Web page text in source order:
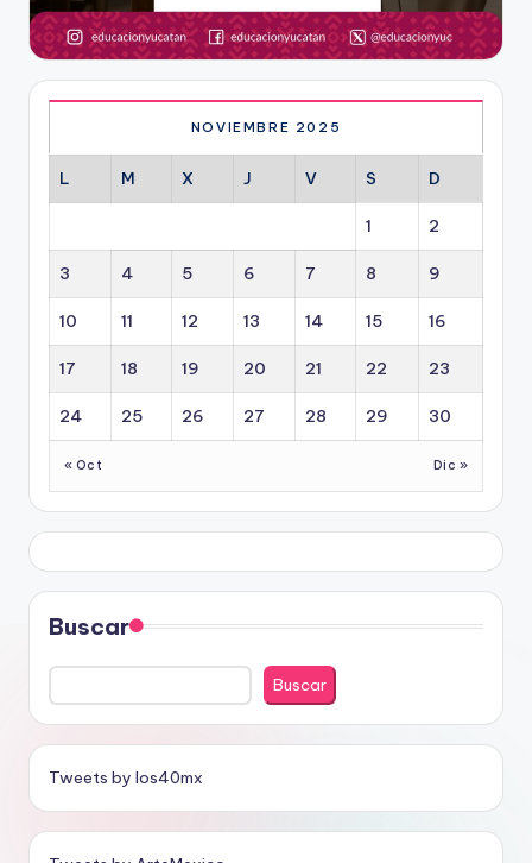
NOVIEMBRE 2025
L M X J V S D
1 2
3 4 5 6 7 8 9
10 11 12 13 14 15 16
17 18 19 20 21 22 23
24 25 26 27 28 29 30
« Oct Dic »
Buscar
Buscar
Tweets by los40mx